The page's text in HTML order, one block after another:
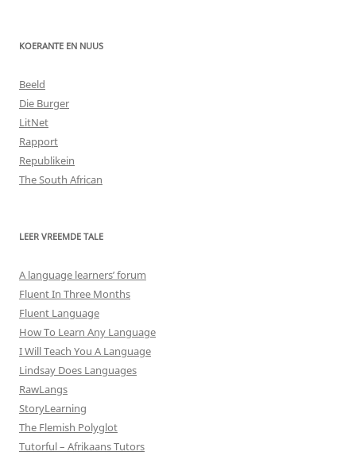
KOERANTE EN NUUS
Beeld
Die Burger
LitNet
Rapport
Republikein
The South African
LEER VREEMDE TALE
A language learners’ forum
Fluent In Three Months
Fluent Language
How To Learn Any Language
I Will Teach You A Language
Lindsay Does Languages
RawLangs
StoryLearning
The Flemish Polyglot
Tutorful – Afrikaans Tutors